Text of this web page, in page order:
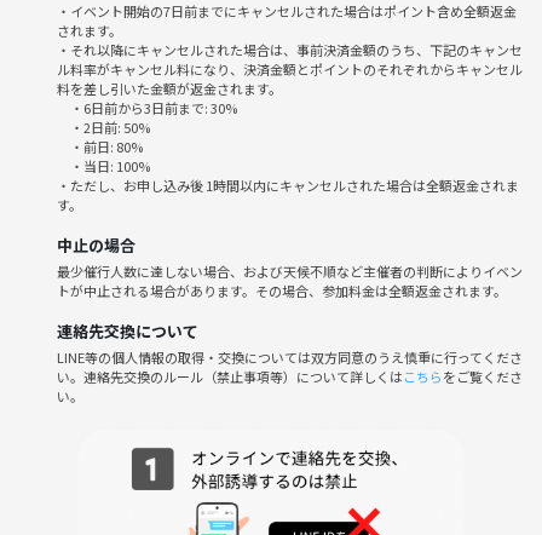
・イベント開始の7日前までにキャンセルされた場合はポイント含め全額返金
されます。
・それ以降にキャンセルされた場合は、事前決済金額のうち、下記のキャンセ
ル料率がキャンセル料になり、決済金額とポイントのそれぞれからキャンセル
料を差し引いた金額が返金されます。
・6日前から3日前まで: 30%
・2日前: 50%
・前日: 80%
・当日: 100%
・ただし、お申し込み後 1時間以内にキャンセルされた場合は全額返金されま
す。
中止の場合
最少催行人数に達しない場合、および天候不順など主催者の判断によりイベン
トが中止される場合があります。その場合、参加料金は全額返金されます。
連絡先交換について
LINE等の個人情報の取得・交換については双方同意のうえ慎重に行ってくださ
い。連絡先交換のルール（禁止事項等）について詳しくはこちらをご覧くださ
い。